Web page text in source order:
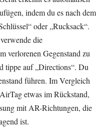
indem du es nach dem
oder „Rucksack“.
die
verlorenen Gegenstand zu
tippe auf „Directions“. Du
führen. Im Vergleich
etwas im Rückstand,
mit AR-Richtungen, die
ist.